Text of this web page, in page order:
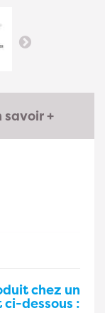
savoir +
chez un
dessous :